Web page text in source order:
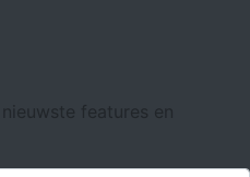
features en